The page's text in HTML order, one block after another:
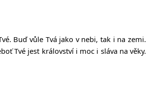
Buďvůle Tvá jako v nebi, tak i na zemi.
ťTvé jest království i moc i sláva na věky.